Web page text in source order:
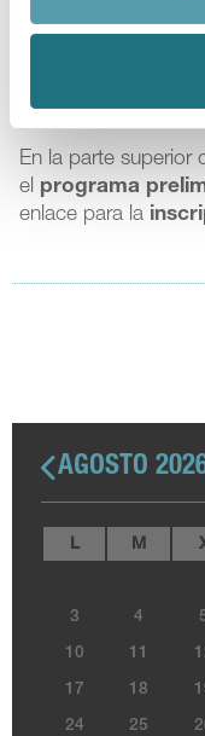
conocimiento al
medicamentos y la
Europa.
En la parte superior
el programa
enlace para la
AGOSTO
L M
3 4
10 11
17 18
24 25